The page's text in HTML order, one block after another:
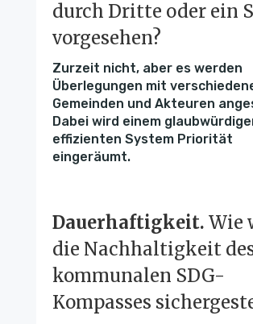
durch Dritte oder ein
vorgesehen?
Zurzeit nicht, aber es werden
Überlegungen mit
Gemeinden und Akteuren
Dabei wird einem
effizienten System Priorität
eingeräumt.
Dauerhaftigkeit. Wie
die Nachhaltigkeit
kommunalen SDG-
Kompasses